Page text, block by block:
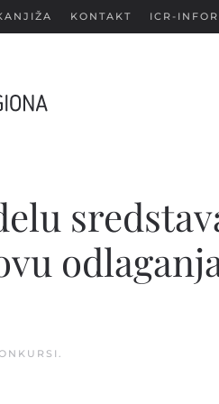
KONTAKT ICR-
.